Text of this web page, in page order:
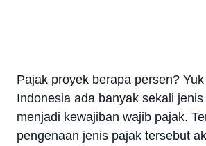
Pajak proyek berapa persen?
Indonesia ada banyak sekali
menjadi kewajiban wajib pajak.
pengenaan jenis pajak tersebut